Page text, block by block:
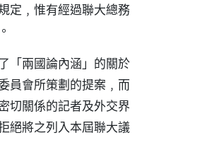
定﹐惟有經過聯大總務
「兩國論內涵」的關於
員會所策劃的提案﹐而
切關係的記者及外交界
絕將之列入本屆聯大議